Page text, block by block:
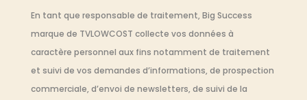
En tant que responsable de traitement, Big Success
marque de TVLOWCOST collecte vos données à
caractère personnel aux fins notamment de traitement
et suivi de vos demandes d’informations, de prospection
commerciale, d’envoi de newsletters, de suivi de la